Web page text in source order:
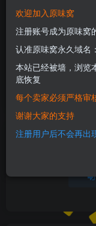
欢迎加入原味窝
注册账号成为原味窝
认准原味窝永久域名
本站已经被墙，浏览
底恢复
每个卖家必须严格审
谢谢大家的支持
注册用户后不会再出